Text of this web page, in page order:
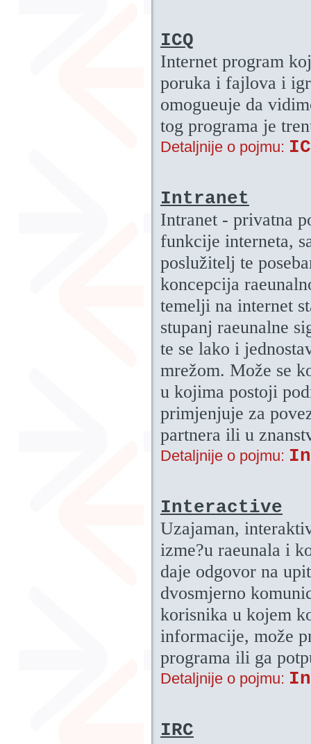
ICQ
Internet program
poruka i fajlova i
omogueuje da
tog programa je
Detaljnije o pojmu:
Intranet
Intranet - privatna
funkcije interneta,
poslužitelj te
koncepcija
temelji na internet
stupanj raeunalne
te se lako i
mrežom. Može se
u kojima postoji
primjenjuje za
partnera ili u
Detaljnije o pojmu:
Interactive
Uzajaman,
izme?u raeunala i
daje odgovor na
dvosmjerno
korisnika u kojem
informacije, može
programa ili ga
Detaljnije o pojmu:
IRC